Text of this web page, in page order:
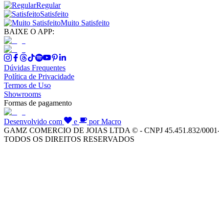
Regular
Satisfeito
Muito Satisfeito
BAIXE O APP:
Dúvidas Frequentes
Política de Privacidade
Termos de Uso
Showrooms
Formas de pagamento
Desenvolvido com e
por Macro
GAMZ COMERCIO DE JOIAS LTDA © - CNPJ 45.451.832/
TODOS OS DIREITOS RESERVADOS